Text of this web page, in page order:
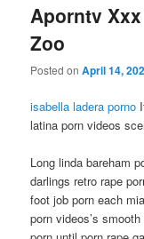
Aporntv
Zoo
Posted onApril 14,
isabella ladera porno
latina porn videos
Long linda bareham
darlings retro rape
foot job porn each
porn videos’s